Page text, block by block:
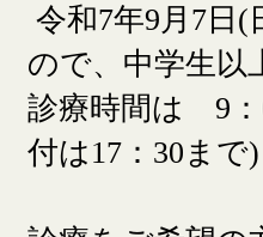
令和7年9月7日
ので、中学生以
診療時間は 9：
付は17：30ま